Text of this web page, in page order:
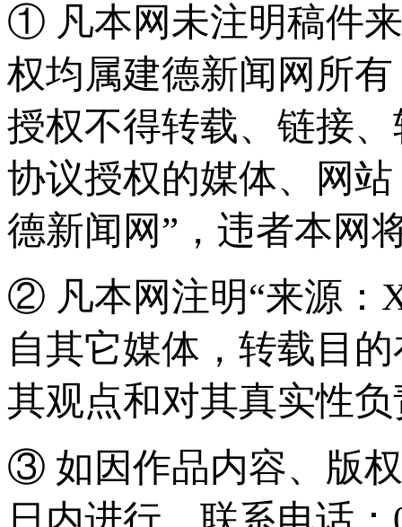
① 凡本网未注明稿件
权均属建德新闻网所
授权不得转载、链接
协议授权的媒体、网
德新闻网”，违者本网
② 凡本网注明“来源：
自其它媒体，转载目
其观点和对其真实性
③ 如因作品内容、版